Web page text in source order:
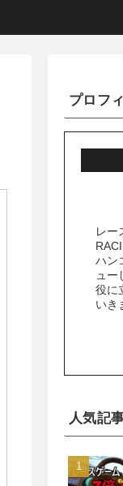
プロフ
レー
ハン
ュー
役に
いき
人気記